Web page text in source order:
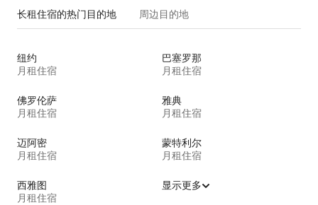
长租住宿的热门目的地 周边目的地
纽约
月租住宿
巴塞罗那
月租住宿
佛罗伦萨
月租住宿
雅典
月租住宿
迈阿密
月租住宿
蒙特利尔
月租住宿
西雅图
月租住宿
显示更多